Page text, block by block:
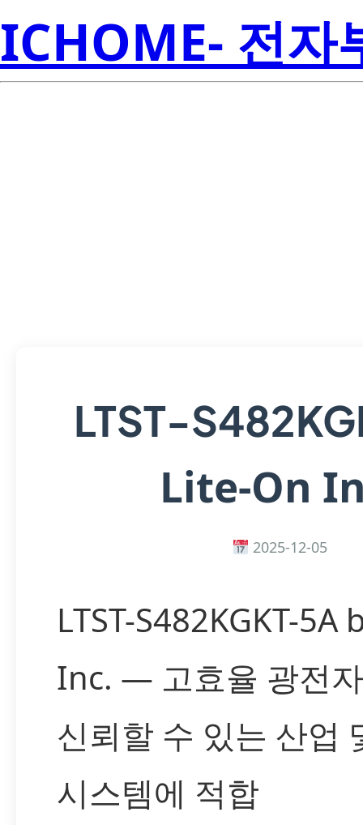
ICHOME- 전자
LTST-
Lite-On
2025-12-05
LTST-S482KGKT-5A
Inc. — 고효율 광전
신뢰할 수 있는 산업
시스템에 적합